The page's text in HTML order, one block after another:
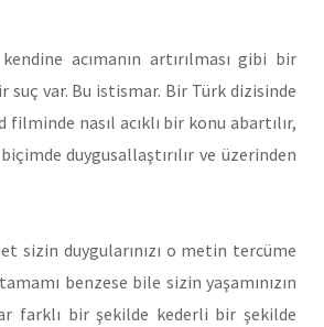
acımanın artırılması gibi bir
suç var. Bu istismar. Bir Türk dizisinde
nasıl acıklı bir konu abartılır,
duygusallaştırılır ve üzerinden
sizin duygularınızı o metin tercüme
benzese bile sizin yaşamınızın
farklı bir şekilde kederli bir şekilde